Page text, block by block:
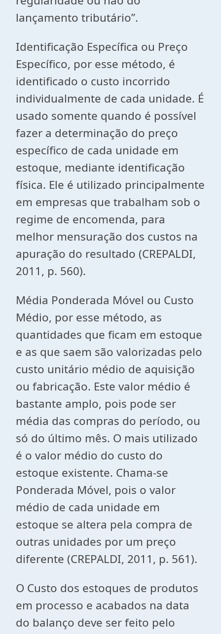
lançamento tributário”.
Identificação Específica ou Preço
Específico, por esse método, é
identificado o custo incorrido
individualmente de cada unidade. É
usado somente quando é possível
fazer a determinação do preço
específico de cada unidade em
estoque, mediante identificação
física. Ele é utilizado principalmente
em empresas que trabalham sob o
regime de encomenda, para
melhor mensuração dos custos na
apuração do resultado (CREPALDI,
2011, p. 560).
Média Ponderada Móvel ou Custo
Médio, por esse método, as
quantidades que ficam em estoque
e as que saem são valorizadas pelo
custo unitário médio de aquisição
ou fabricação. Este valor médio é
bastante amplo, pois pode ser
média das compras do período, ou
só do último mês. O mais utilizado
é o valor médio do custo do
estoque existente. Chama-se
Ponderada Móvel, pois o valor
médio de cada unidade em
estoque se altera pela compra de
outras unidades por um preço
diferente (CREPALDI, 2011, p. 561).
O Custo dos estoques de produtos
em processo e acabados na data
do balanço deve ser feito pelo